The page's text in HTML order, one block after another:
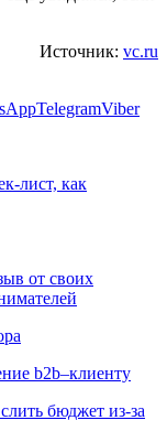
Источник: vc.ru
TelegramViber
лист, как
от своих
b2b–клиенту
бюджет из-за